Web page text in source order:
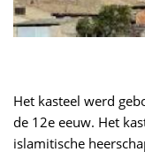
Het kasteel werd
de 12e eeuw. Het
islamitische